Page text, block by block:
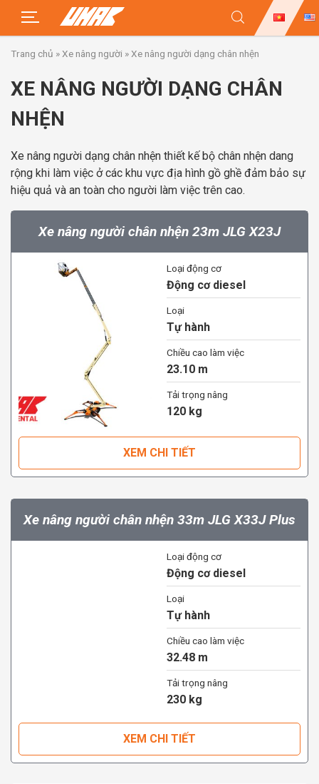
Trang chủ »Xe nâng người »Xe nâng người dạng chân nhện
XE NÂNG NGƯỜI DẠNG CHÂN
NHỆN
Xe nâng người dạng chân nhện thiết kế bộ chân nhện dang
rộng khi làm việc ở các khu vực địa hình gồ ghề đảm bảo sự
hiệu quả và an toàn cho người làm việc trên cao.
Xe nâng người chân nhện 23m JLG X23J
Loại động cơ
Động cơ diesel
Loại
Tự hành
Chiều cao làm việc
23.10 m
Tải trọng nâng
120 kg
XEM CHI TIẾT
Xe nâng người chân nhện 33m JLG X33J Plus
Loại động cơ
Động cơ diesel
Loại
Tự hành
Chiều cao làm việc
32.48 m
Tải trọng nâng
230 kg
XEM CHI TIẾT